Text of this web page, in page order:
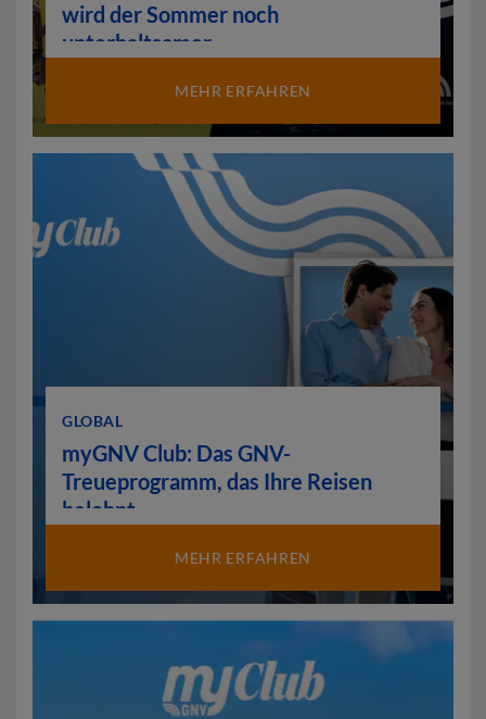
wird der Sommer noch
unterhaltsamer
MEHR ERFAHREN
GLOBAL
myGNV Club: Das GNV-
Treueprogramm, das Ihre Reisen
belohnt
MEHR ERFAHREN